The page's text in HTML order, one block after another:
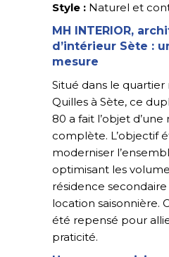
Style : Naturel et
MH INTERIOR,
d’intérieur Sète :
mesure
Situé dans le
Quilles à Sète, ce
80 a fait l’objet
complète. L’objectif
moderniser
optimisant les
résidence
location saisonnière.
été repensé pour
praticité.